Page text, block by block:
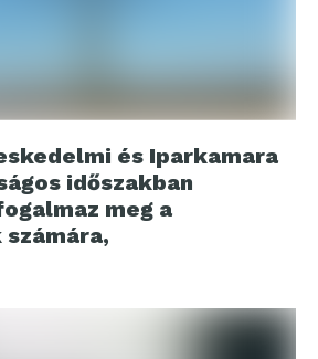
és Iparkamara
időszakban
meg a